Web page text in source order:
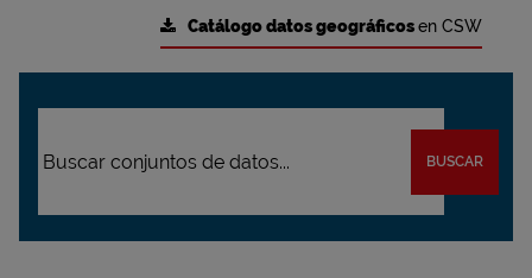
Catálogo datos geográficosen CSW
BUSCAR